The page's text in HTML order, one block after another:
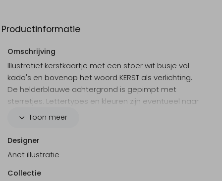
Productinformatie
Omschrijving
Illustratief kerstkaartje met een stoer wit busje vol
kado's en bovenop het woord KERST als verlichting.
De helderblauwe achtergrond is gepimpt met
sterretjes. Lettertypes en kleuren zijn eventueel naar
wens aan te passen in de online editor. Fijne kerst!
Toon meer
Designer
Anet illustratie
Collectie